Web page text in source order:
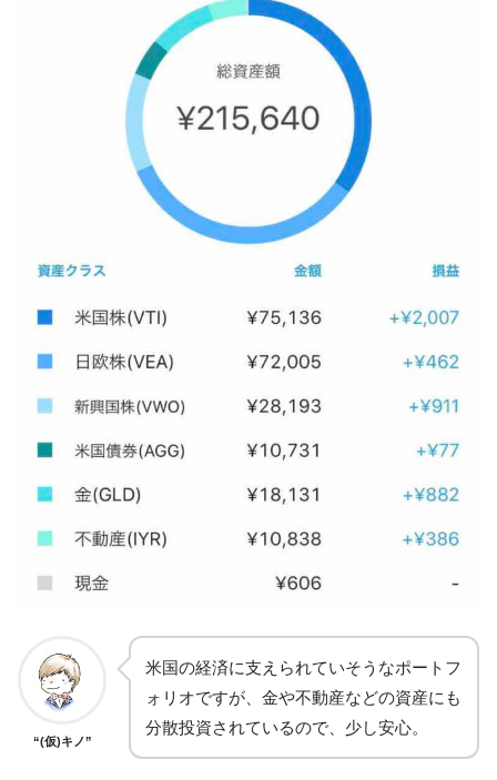
“(仮)キノ”
米国の経済に支えられていそうなポートフ
ォリオですが、金や不動産などの資産にも
分散投資されているので、少し安心。